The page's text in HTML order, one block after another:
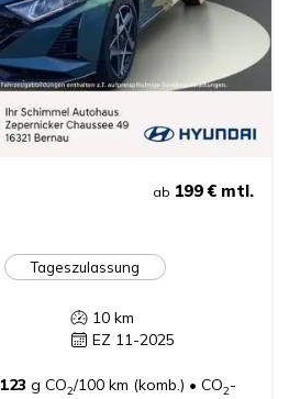
ab 199 € mtl.
Tageszulassung
10 km
EZ 11-2025
123 g CO2/100 km (komb.) • CO2-